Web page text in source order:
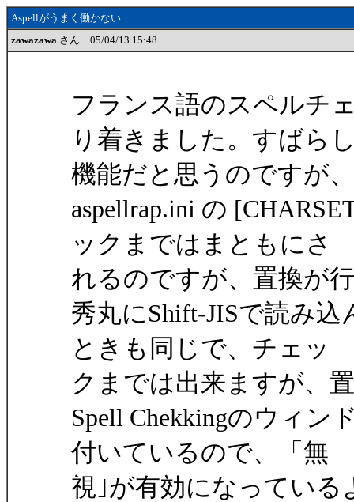
Aspellがうまく働かない
zawazawa さん 05/04/13 15:48
フランス語のスペルチ
り着きました。すばら
機能だと思うのですが
aspellrap.ini の
ックまではまともにさ
れるのですが、置換が
秀丸にShift-JISで読み
ときも同じで、チェッ
クまでは出来ますが、
Spell Chekkingのウィン
付いているので、「無
視｣が有効になっている